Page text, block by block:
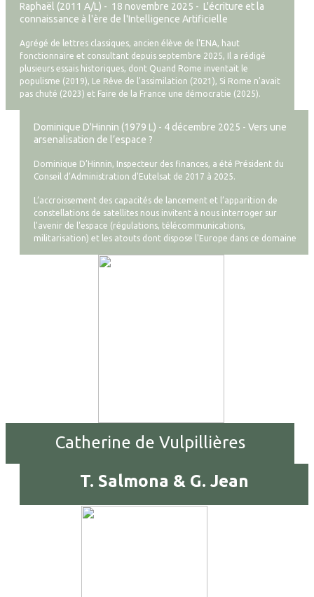
Raphaël (2011 A/L) - 18 novembre 2025 - L'écriture et la
connaissance à l'ère de l'Intelligence Artificielle
Agrégé de lettres classiques, ancien élève de l'ENA, haut
fonctionnaire et consultant depuis septembre 2025, Il a rédigé
plusieurs essais historiques, dont Quand Rome inventait le
populisme (2019), Le Rêve de l'assimilation (2021), Si Rome n'avait
pas chuté (2023) et Faire de la France une démocratie (2025).
Dominique D'Hinnin (1979 L) - 4 décembre 2025 - Vers une
arsenalisation de l’espace ?
Dominique D’Hinnin, Inspecteur des finances, a été Président du
Conseil d’Administration d'Eutelsat de 2017 à 2025.
L’accroissement des capacités de lancement et l’apparition de
constellations de satellites nous invitent à nous interroger sur
l'avenir de l'espace (régulations, télécommunications,
militarisation) et les atouts dont dispose l'Europe dans ce domaine
Catherine de Vulpillières
T. Salmona & G. Jean